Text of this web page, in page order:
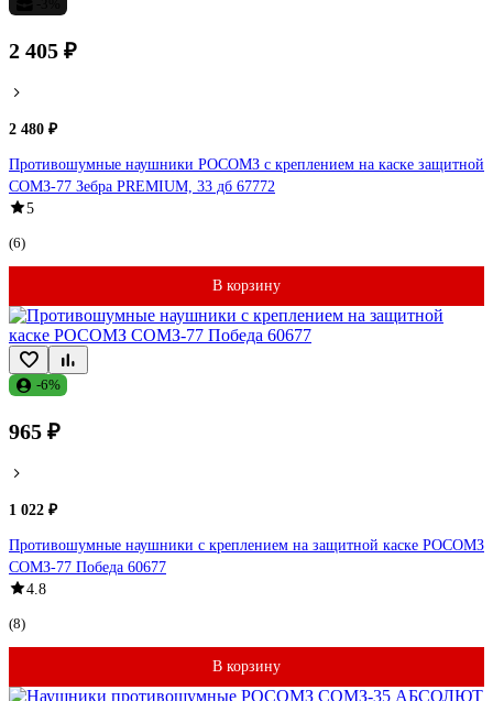
2 405 ₽
2 480 ₽
Противошумные наушники РОСОМЗ с креплением на каске защитной
СОМЗ-77 Зебра PREMIUM, 33 дб 67772
5
(6)
В корзину
-6%
965 ₽
1 022 ₽
Противошумные наушники с креплением на защитной каске РОСОМЗ
СОМЗ-77 Победа 60677
4.8
(8)
В корзину